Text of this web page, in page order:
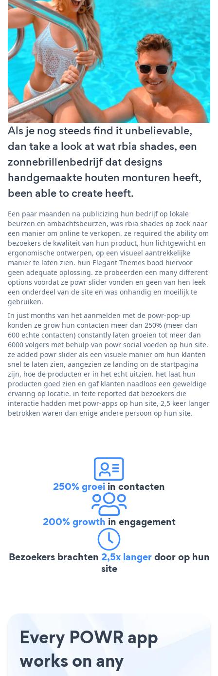
Als je nog steeds find it unbelievable,
dan take a look at wat rbia shades, een
zonnebrillenbedrijf dat designs
handgemaakte houten monturen heeft,
been able to create heeft.
Een paar maanden na publicizing hun bedrijf op lokale
beurzen en ambachtsbeurzen, was rbia shades op zoek naar
een manier om online te verkopen. ze required the ability om
bezoekers de kwaliteit van hun product, hun lichtgewicht en
ergonomische ontwerpen, op een visueel aantrekkelijke
manier te laten zien. hun Elegant Themes bood hiervoor
geen adequate oplossing. ze probeerden een many different
options voordat ze powr slider vonden en geen van hen leek
een onderdeel van de site en was onhandig en moeilijk te
gebruiken.
In just months van het aanmelden met de powr-pop-up
konden ze grow hun contacten meer dan 250% (meer dan
600 echte contacten) constantly laten groeien tot meer dan
6000 volgers met behulp van powr social voeden op hun site.
ze added powr slider als een visuele manier om hun klanten
snel te laten zien, aangezien ze landing on de startpagina
zijn, hoe de producten er in het echt uitzien. het laat hun
producten goed zien en gaf klanten naadloos een geweldige
ervaring op locatie. in feite reported dat bezoekers die
interactie hadden met powr-apps op hun site, 2,5 keer langer
betrokken waren dan enige andere persoon op hun site.
250% groei in contacten
200% growth in engagement
Bezoekers brachten 2,5x langerdoor op hun
site
Every POWR app
works on any